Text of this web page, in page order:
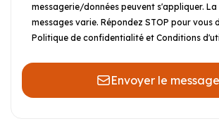
messagerie/données peuvent s'appliquer.
messages varie. Répondez STOP pour vous
Politique de confidentialité et Conditions
Envoyer le message